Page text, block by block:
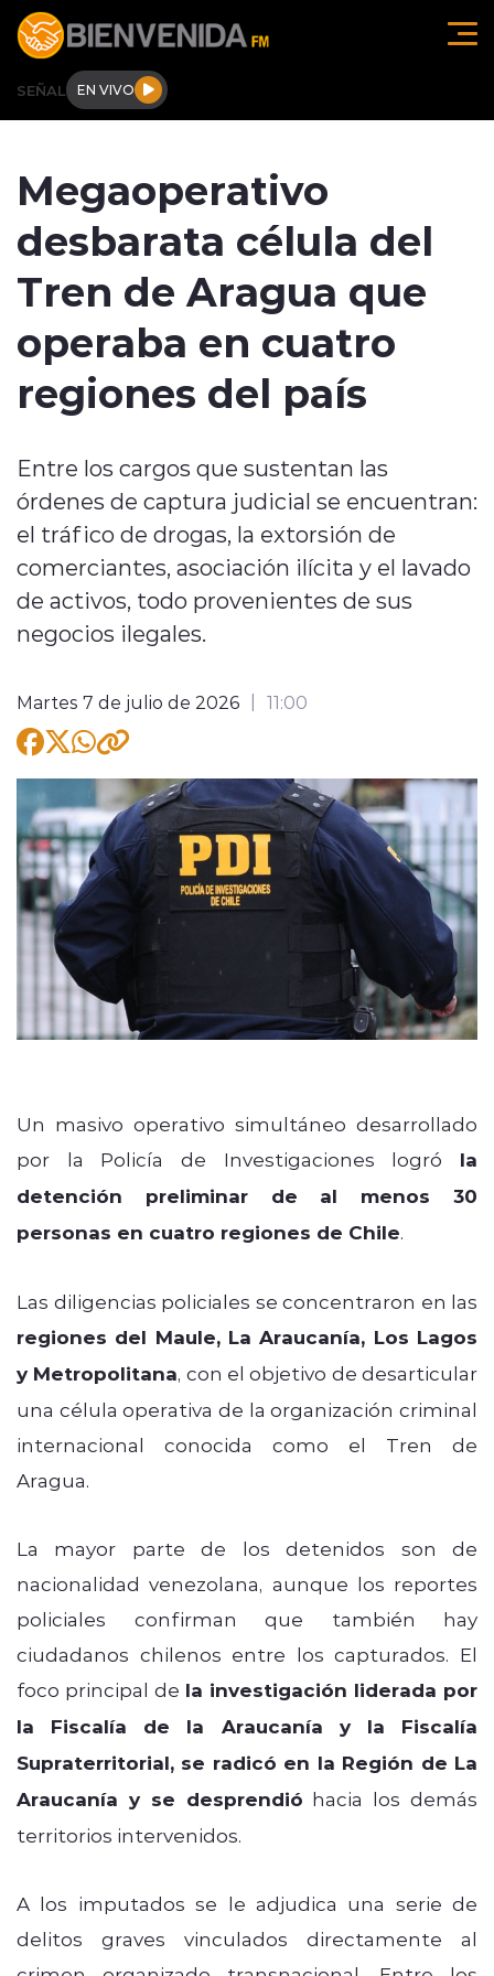
Click acá para ir directamente al contenido
SEÑAL EN VIVO
Actualidad
Tendencias
Internacional
Entrevistas
modo claro
Megaoperativo
desbarata célula del
Tren de Aragua que
operaba en cuatro
regiones del país
Entre los cargos que sustentan las
órdenes de captura judicial se encuentran:
el tráfico de drogas, la extorsión de
comerciantes, asociación ilícita y el lavado
de activos, todo provenientes de sus
negocios ilegales.
Martes 7 de julio de 2026 11:00
Un masivo operativo simultáneo desarrollado
por la Policía de Investigaciones logró la
detención preliminar de al menos 30
personas en cuatro regiones de Chile.
Las diligencias policiales se concentraron en las
regiones del Maule, La Araucanía, Los Lagos
y Metropolitana, con el objetivo de desarticular
una célula operativa de la organización criminal
internacional conocida como el Tren de
Aragua.
La mayor parte de los detenidos son de
nacionalidad venezolana, aunque los reportes
policiales confirman que también hay
ciudadanos chilenos entre los capturados. El
foco principal de la investigación liderada por
la Fiscalía de la Araucanía y la Fiscalía
Supraterritorial, se radicó en la Región de La
Araucanía y se desprendió hacia los demás
territorios intervenidos.
A los imputados se le adjudica una serie de
delitos graves vinculados directamente al